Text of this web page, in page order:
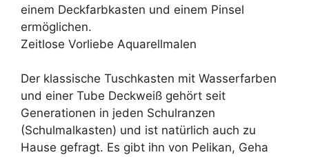
einem Deckfarbkasten und einem Pinsel
ermöglichen.
Zeitlose Vorliebe Aquarellmalen
Der klassische Tuschkasten mit Wasserfarben
und einer Tube Deckweiß gehört seit
Generationen in jeden Schulranzen
(Schulmalkasten) und ist natürlich auch zu
Hause gefragt. Es gibt ihn von Pelikan, Geha